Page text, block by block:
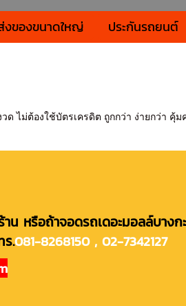
งของขนาดใหญ่ ประกันรถยนต์
ไม่ต้องใช้บัตรเครดิต ถูกกว่า ง่ายกว่า คุ้ม
หรือถ้าจอดรถเดอะมอลล์บาง
ร.081-8268150 , 02-7342127